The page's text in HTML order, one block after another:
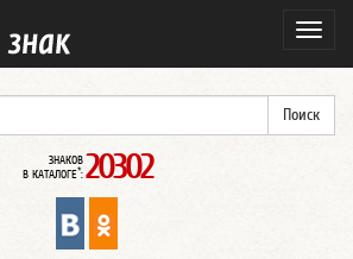
ЗНАКОВ
В КАТАЛОГЕ*: 20302